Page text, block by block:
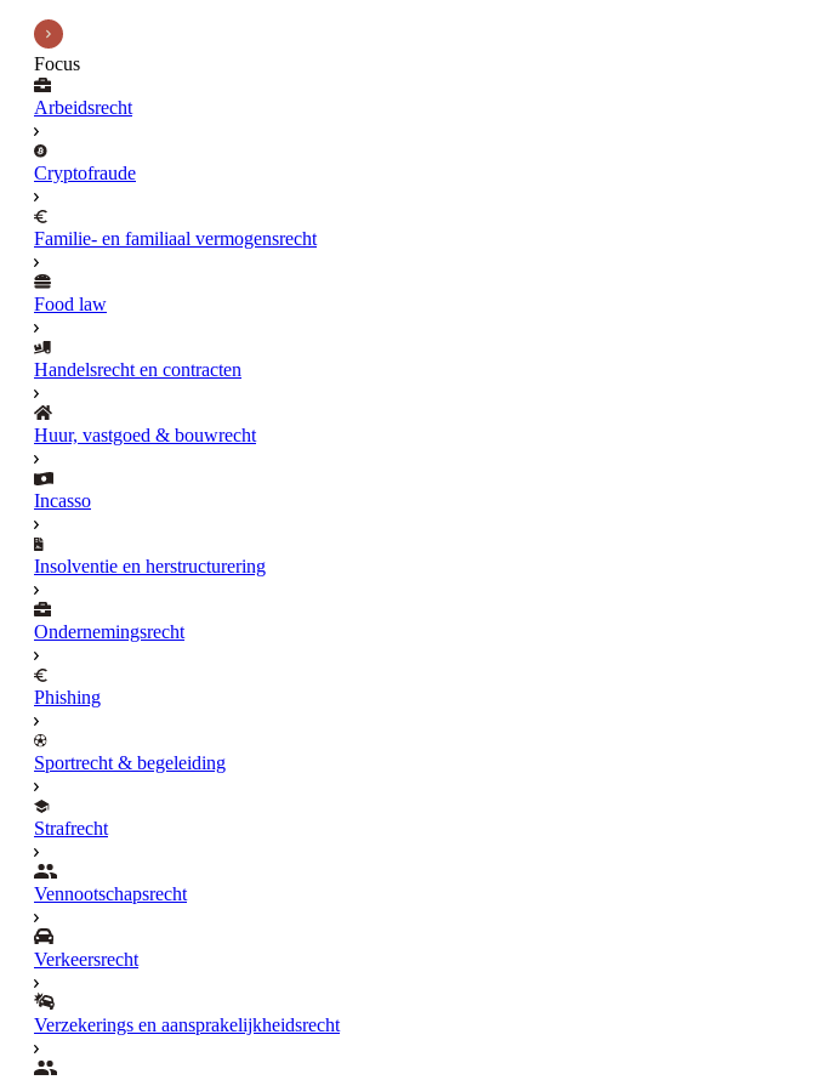
Focus
Arbeidsrecht
Cryptofraude
Familie- en familiaal vermogensrecht
Food law
Handelsrecht en contracten
Huur, vastgoed & bouwrecht
Incasso
Insolventie en herstructurering
Ondernemingsrecht
Phishing
Sportrecht & begeleiding
Strafrecht
Vennootschapsrecht
Verkeersrecht
Verzekerings en aansprakelijkheidsrecht